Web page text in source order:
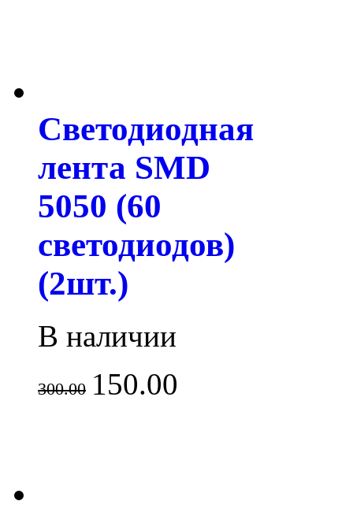
Светодиодная
лента SMD
5050 (60
светодиодов)
(2шт.)
В наличии
300.00 150.00